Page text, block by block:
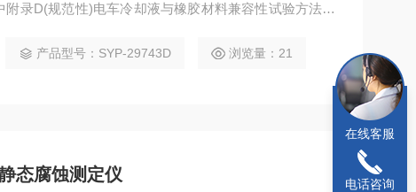
录D(规范性)电车冷却液与橡胶材料兼容性试验方法设
伸性能变化等进行检验。
产品型号：SYP-29743D 浏览量：21
态腐蚀测定仪
在线客服
电话咨询